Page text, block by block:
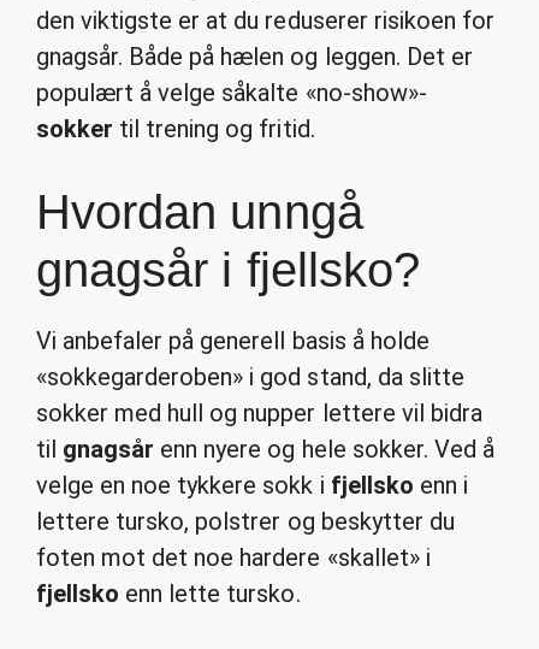
den viktigste er at du reduserer risikoen for
gnagsår. Både på hælen og leggen. Det er
populært å velge såkalte «no-show»-
sokker til trening og fritid.
Hvordan unngå
gnagsår i fjellsko?
Vi anbefaler på generell basis å holde
«sokkegarderoben» i god stand, da slitte
sokker med hull og nupper lettere vil bidra
til gnagsår enn nyere og hele sokker. Ved å
velge en noe tykkere sokk i fjellsko enn i
lettere tursko, polstrer og beskytter du
foten mot det noe hardere «skallet» i
fjellsko enn lette tursko.